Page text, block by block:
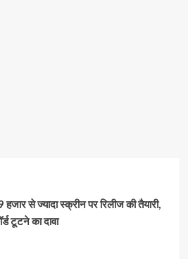
हजार से ज्यादा स्क्रीन पर रिलीज की तैयारी,
टूटने का दावा